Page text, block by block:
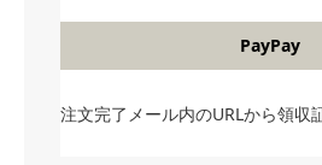
PayPay
注文完了メール内のURLから領収